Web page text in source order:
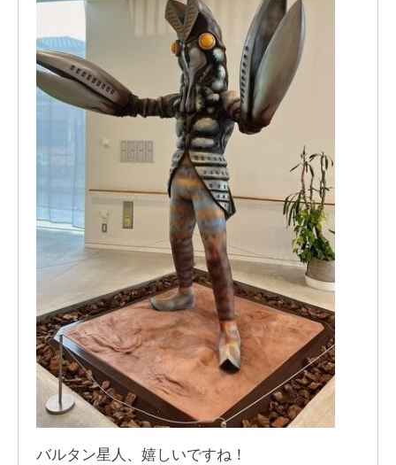
バルタン星人、嬉しいですね！